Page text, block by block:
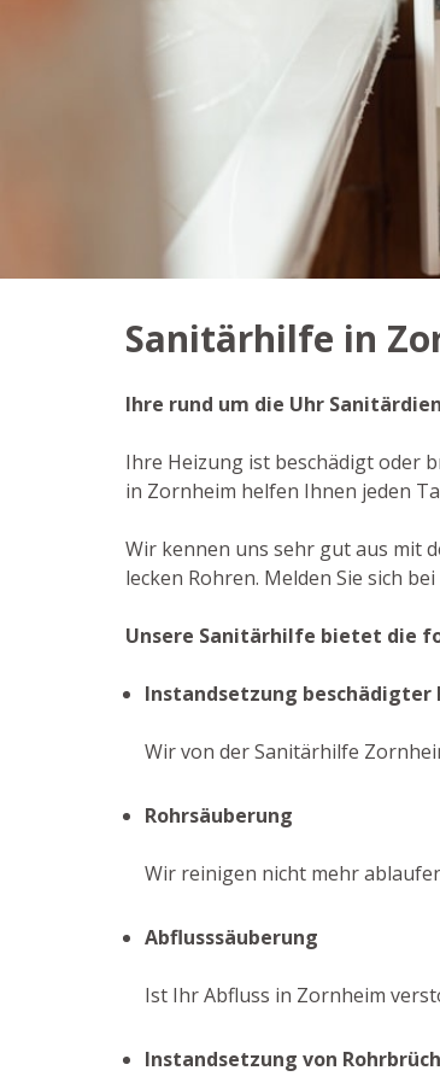
Sanitärhilfe in
Ihre rund um die Uhr
Ihre Heizung ist beschädigt oder
in Zornheim helfen Ihnen jeden
Wir kennen uns sehr gut aus mit
lecken Rohren. Melden Sie sich
Unsere Sanitärhilfe bietet die
Instandsetzung beschädigter
Wir von der Sanitärhilfe
Rohrsäuberung
Wir reinigen nicht mehr
Abflusssäuberung
Ist Ihr Abfluss in Zornheim
Instandsetzung von